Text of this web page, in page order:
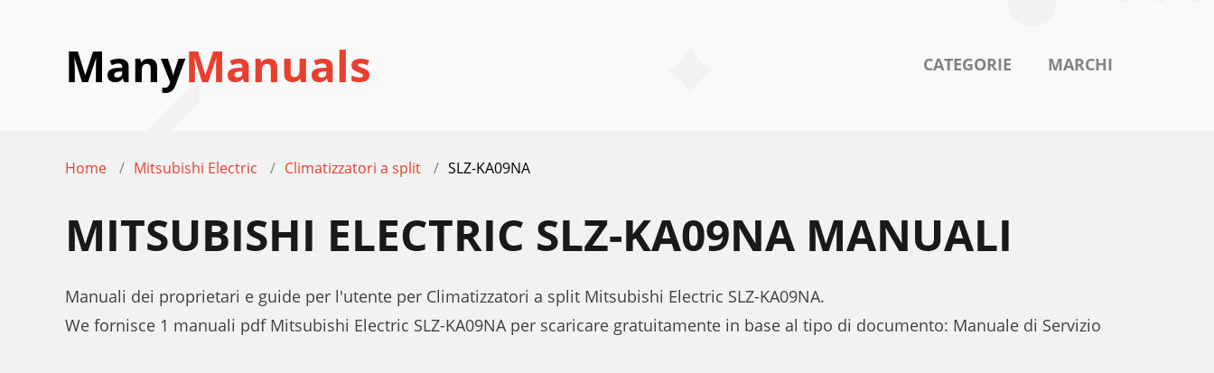
ManyManuals CATEGORIE MARCHI
Home Mitsubishi Electric Climatizzatori a split SLZ-KA09NA
MITSUBISHI ELECTRIC SLZ-KA09NA MANUALI
Manuali dei proprietari e guide per l'utente per Climatizzatori a split Mitsubishi Electric SLZ-KA09NA.
We fornisce 1 manuali pdf Mitsubishi Electric SLZ-KA09NA per scaricare gratuitamente in base al tipo di documento: Manuale di Servizio